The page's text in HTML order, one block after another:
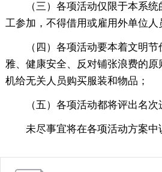
（三）各项活动仅限于本系
工参加，不得借用或雇用外单位人
（四）各项活动要本着文明
雅、健康安全、反对铺张浪费的
机给无关人员购买服装和物品；
（五）各项活动都将评出名次
未尽事宜将在各项活动方案中